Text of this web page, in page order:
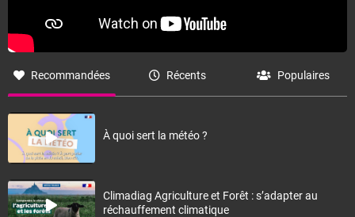
Recommandées Récents Populaires
À quoi sert la météo ?
Climadiag Agriculture et Forêt : s’adapter au
réchauffement climatique